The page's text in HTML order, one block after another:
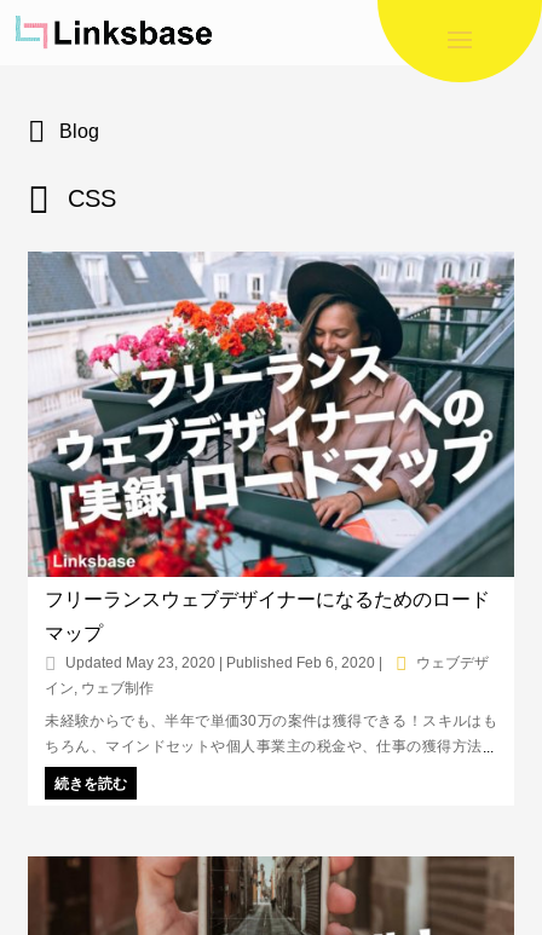
Blog
CSS
フリーランスウェブデザイナーになるためのロード
マップ
Updated May 23, 2020 | Published Feb 6, 2020 |
ウェブデザ
イン ウェブ制作
未経験からでも、半年で単価30万の案件は獲得できる！スキルはも
ちろん、マインドセットや個人事業主の税金や、仕事の獲得方法な
ど、フリーランスウェブデザイナーとして独り立ちするまでの流れを
まとめたロードマップです。未経験＆初心者のためのハウツー記事
続きを読む